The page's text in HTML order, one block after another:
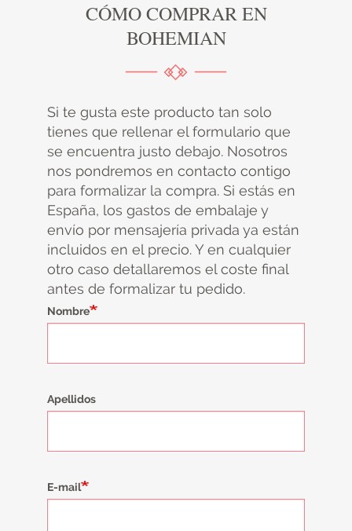
CÓMO COMPRAR EN
BOHEMIAN
Si te gusta este producto tan solo
tienes que rellenar el formulario que
se encuentra justo debajo. Nosotros
nos pondremos en contacto contigo
para formalizar la compra. Si estás en
España, los gastos de embalaje y
envío por mensajería privada ya están
incluidos en el precio. Y en cualquier
otro caso detallaremos el coste final
antes de formalizar tu pedido.
Nombre
Apellidos
E-mail